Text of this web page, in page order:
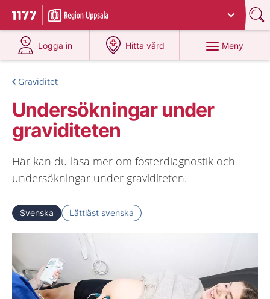
Till startsidan för 1177
Du har valt region
Logga in
på 1177.se
Hitta vård
på 1177.se
Meny
Graviditet
Undersökningar under
graviditeten
Här kan du läsa mer om fosterdiagnostik och
undersökningar under graviditeten.
Svenska Lättläst svenska